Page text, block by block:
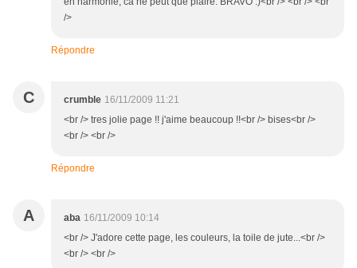
/>
Répondre
C crumble 16/11/2009 11:21
<br /> tres jolie page !! j'aime beaucoup !!<br /> bises<br />
<br /> <br />
Répondre
A aba 16/11/2009 10:14
<br /> J'adore cette page, les couleurs, la toile de jute...<br />
<br /> <br />